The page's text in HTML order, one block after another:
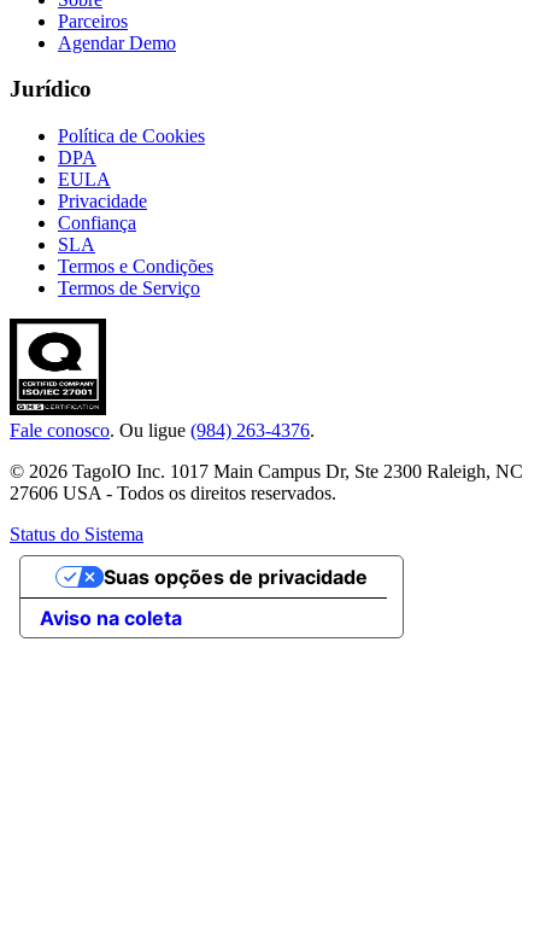
Parceiros
Agendar Demo
Jurídico
Política de Cookies
DPA
EULA
Privacidade
Confiança
SLA
Termos e Condições
Termos de Serviço
Fale conosco. Ou ligue (984) 263-4376.
© 2026 TagoIO Inc. 1017 Main Campus Dr, Ste 2300 Raleigh, NC
27606 USA - Todos os direitos reservados.
Status do Sistema
Aviso na coleta
Suas opções de privacidade